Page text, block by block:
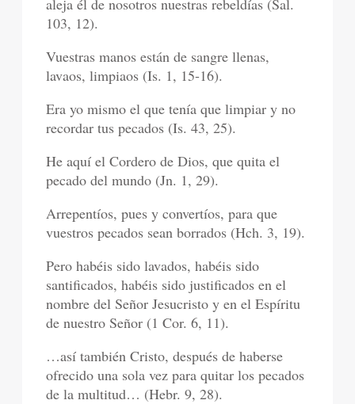
aleja él de nosotros nuestras rebeldías (Sal.
103, 12).
Vuestras manos están de sangre llenas,
lavaos, limpiaos (Is. 1, 15-16).
Era yo mismo el que tenía que limpiar y no
recordar tus pecados (Is. 43, 25).
He aquí el Cordero de Dios, que quita el
pecado del mundo (Jn. 1, 29).
Arrepentíos, pues y convertíos, para que
vuestros pecados sean borrados (Hch. 3, 19).
Pero habéis sido lavados, habéis sido
santificados, habéis sido justificados en el
nombre del Señor Jesucristo y en el Espíritu
de nuestro Señor (1 Cor. 6, 11).
…así también Cristo, después de haberse
ofrecido una sola vez para quitar los pecados
de la multitud… (Hebr. 9, 28).